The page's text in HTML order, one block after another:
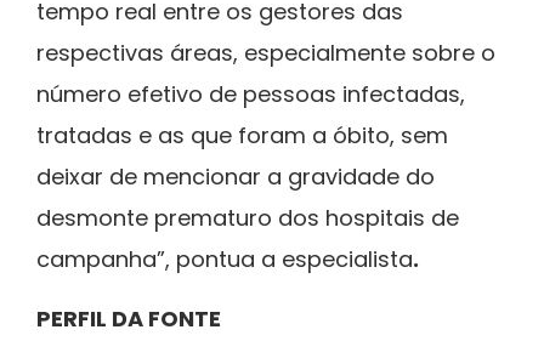
tempo real entre os gestores das
respectivas áreas, especialmente sobre o
número efetivo de pessoas infectadas,
tratadas e as que foram a óbito, sem
deixar de mencionar a gravidade do
desmonte prematuro dos hospitais de
campanha”, pontua a especialista.
PERFIL DA FONTE